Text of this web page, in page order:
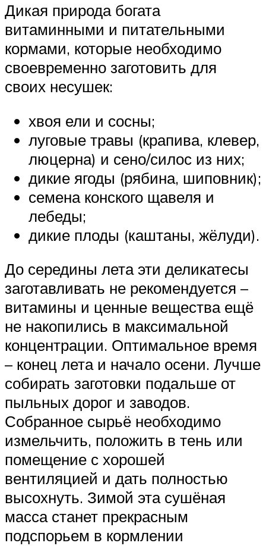
Дикая природа богата
витаминными и питательными
кормами, которые необходимо
своевременно заготовить для
своих несушек:
хвоя ели и сосны;
луговые травы (крапива, клевер,
люцерна) и сено/силос из них;
дикие ягоды (рябина, шиповник);
семена конского щавеля и
лебеды;
дикие плоды (каштаны, жёлуди).
До середины лета эти деликатесы
заготавливать не рекомендуется –
витамины и ценные вещества ещё
не накопились в максимальной
концентрации. Оптимальное время
– конец лета и начало осени. Лучше
собирать заготовки подальше от
пыльных дорог и заводов.
Собранное сырьё необходимо
измельчить, положить в тень или
помещение с хорошей
вентиляцией и дать полностью
высохнуть. Зимой эта сушёная
масса станет прекрасным
подспорьем в кормлении